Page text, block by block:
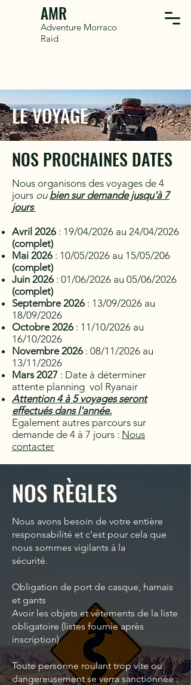
AMR
Adventure Morraco
Raid
LE VOYAGE
NOS PROCHAINES DATES
Nous organisons des voyages de 4
jours ou bien sur demande jusqu'à 7
jours
Avril 2026 : 19/04/2026 au 24/04/2026
(complet)
Mai 2026 : 10/05/2026 au 15/05/206
(complet)
Juin 2026 : 01/06/2026 au 05/06/2026
(complet)
Septembre 2026 : 13/09/2026 au
18/09/2026
Octobre 2026 : 11/10/2026 au
16/10/2026
Novembre 2026 : 08/11/2026 au
13/11/2026
Mars 2027 : Date à déterminer
attente planning vol Ryanair
Attention 4 à 5 voyages seront
effectués dans l'année.
Egalement autres parcours sur
demande de 4 à 7 jours : Nous
contacter
NOS RÈGLES
Nous avons besoin de votre entière
responsabilité et c’est pour cela que
nous sommes vigilants à la
sécurité.
Obligation de port de casque, harnais
et gants
Avoir les objets et vêtements de la liste
obligatoire (listes fournie après
inscription)
Toute personne roulant trop vite ou
dangereusement se verra sanctionnée :